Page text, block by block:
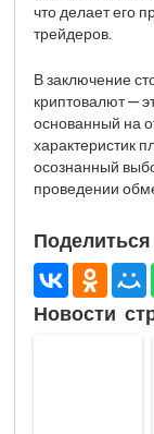
что делает его
трейдеров.
В заключение
криптовалют —
основанный на
характеристик
осознанный
проведении
Новости